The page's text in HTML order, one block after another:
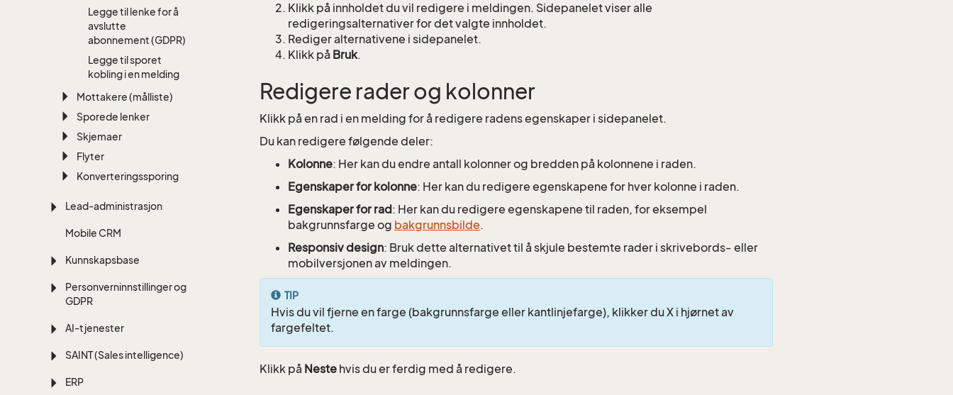
Legge til lenke for å
avslutte
abonnement (GDPR)
Legge til sporet
kobling i en melding
Mottakere (målliste)
Sporede lenker
Skjemaer
Flyter
Konverteringssporing
Lead-administrasjon
Mobile CRM
Kunnskapsbase
Personverninnstillinger og
GDPR
AI-tjenester
SAINT (Sales intelligence)
ERP
Klikk på innholdet du vil redigere i meldingen. Sidepanelet viser alle
redigeringsalternativer for det valgte innholdet.
Rediger alternativene i sidepanelet.
Klikk på Bruk.
Redigere rader og kolonner
Klikk på en rad i en melding for å redigere radens egenskaper i sidepanelet.
Du kan redigere følgende deler:
Kolonne: Her kan du endre antall kolonner og bredden på kolonnene i raden.
Egenskaper for kolonne: Her kan du redigere egenskapene for hver kolonne i raden.
Egenskaper for rad: Her kan du redigere egenskapene til raden, for eksempel
bakgrunnsfarge og bakgrunnsbilde.
Responsiv design: Bruk dette alternativet til å skjule bestemte rader i skrivebords- eller
mobilversjonen av meldingen.
TIP
Hvis du vil fjerne en farge (bakgrunnsfarge eller kantlinjefarge), klikker du X i hjørnet av
fargefeltet.
Klikk på Neste hvis du er ferdig med å redigere.